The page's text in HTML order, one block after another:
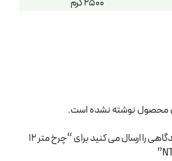
محصول نوشته نشده است.
اولین نفری باشید که دیدگاهی را ارسال می کنید برای “چرخ متر 12